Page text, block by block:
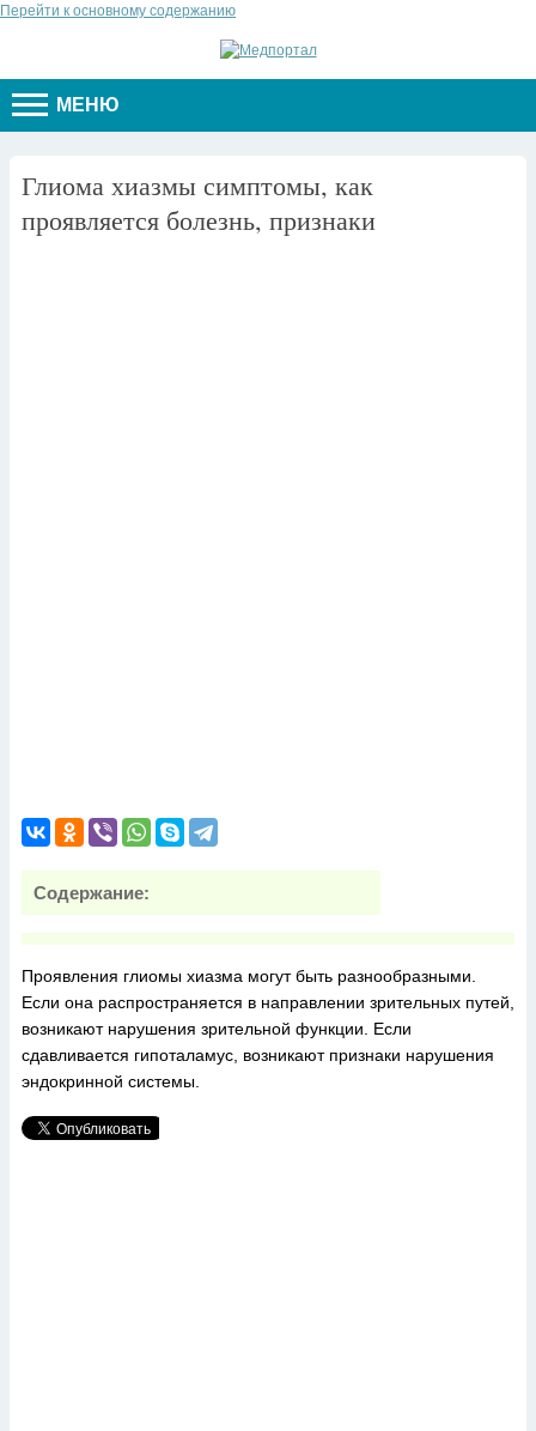
Перейти к основному содержанию
МЕНЮ
Глиома хиазмы симптомы, как
проявляется болезнь, признаки
Содержание:
Проявления глиомы хиазма могут быть разнообразными.
Если она распространяется в направлении зрительных путей,
возникают нарушения зрительной функции. Если
сдавливается гипоталамус, возникают признаки нарушения
эндокринной системы.